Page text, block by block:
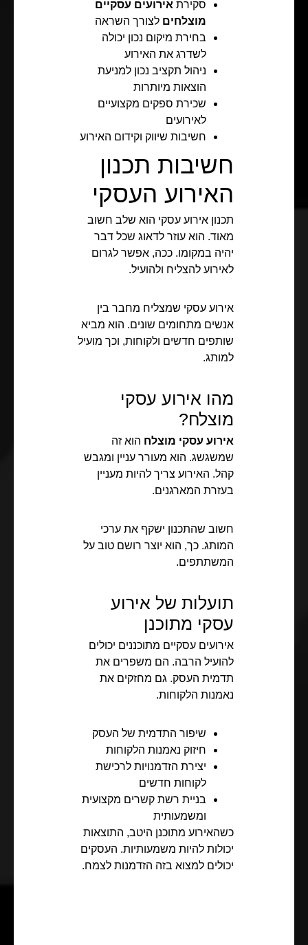
סקירת אירועים עסקיים
מוצלחים לצורך השראה
בחירת מיקום נכון יכולה
לשדרג את האירוע
ניהול תקציב נכון למניעת
הוצאות מיותרות
שכירת ספקים מקצועיים
לאירועים
חשיבות שיווק וקידום האירוע
חשיבות תכנון
האירוע העסקי
תכנון אירוע עסקי הוא שלב חשוב
מאוד. הוא עוזר לדאוג שכל דבר
יהיה במקומו. ככה, אפשר לגרום
לאירוע להצליח ולהועיל.
אירוע עסקי שמצליח מחבר בין
אנשים מתחומים שונים. הוא מביא
שותפים חדשים ולקוחות, וכך מועיל
למותג.
מהו אירוע עסקי
מוצלח?
אירוע עסקי מוצלח הוא זה
שמשגשג. הוא מעורר עניין ומגבש
קהל. האירוע צריך להיות מעניין
בעזרת המארגנים.
חשוב שהתכנון ישקף את ערכי
המותג. כך, הוא יוצר רושם טוב על
המשתתפים.
תועלות של אירוע
עסקי מתוכנן
אירועים עסקיים מתוכננים יכולים
להועיל הרבה. הם משפרים את
תדמית העסק. גם מחזקים את
נאמנות הלקוחות.
שיפור התדמית של העסק
חיזוק נאמנות הלקוחות
יצירת הזדמנויות לרכישת
לקוחות חדשים
בניית רשת קשרים מקצועית
ומשמעותית
כשהאירוע מתוכנן היטב, התוצאות
יכולות להיות משמעותיות. העסקים
יכולים למצוא בזה הזדמנות לצמח.